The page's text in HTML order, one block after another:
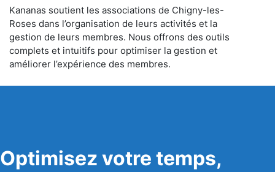
Kananas soutient les associations de Chigny-les-
Roses dans l’organisation de leurs activités et la
gestion de leurs membres. Nous offrons des outils
complets et intuitifs pour optimiser la gestion et
améliorer l’expérience des membres.
Optimisez votre temps,